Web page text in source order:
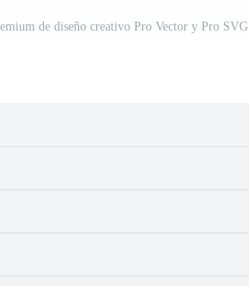
de diseño creativo Pro Vector y Pro SVG